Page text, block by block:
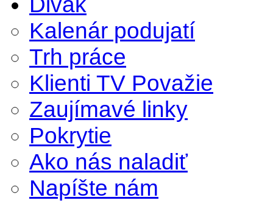
Kalenár podujatí
Trh práce
Klienti TV Považie
Zaujímavé linky
Pokrytie
Ako nás naladiť
Napíšte nám